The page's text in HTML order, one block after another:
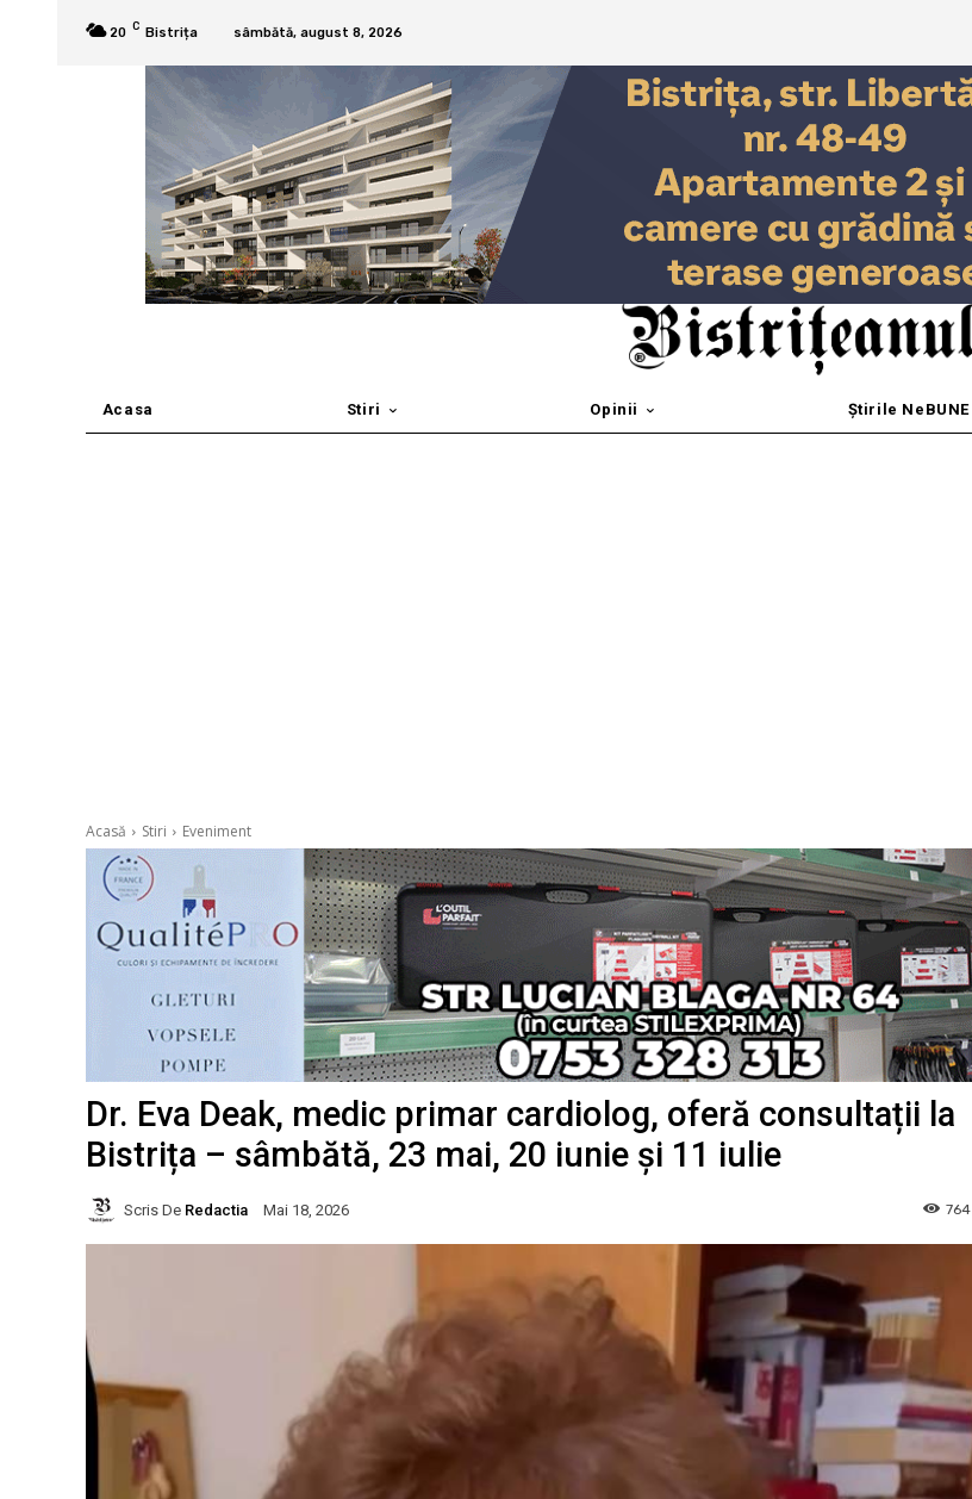
20 C Bistrița sâmbătă, august 8, 2026
Acasa Stiri Opinii Știrile NeBUNE
Acasă Stiri Eveniment
Dr. Eva Deak, medic primar cardiolog, oferă consultații la
Bistrița – sâmbătă, 23 mai, 20 iunie și 11 iulie
Scris De Redactia Mai 18, 2026 764